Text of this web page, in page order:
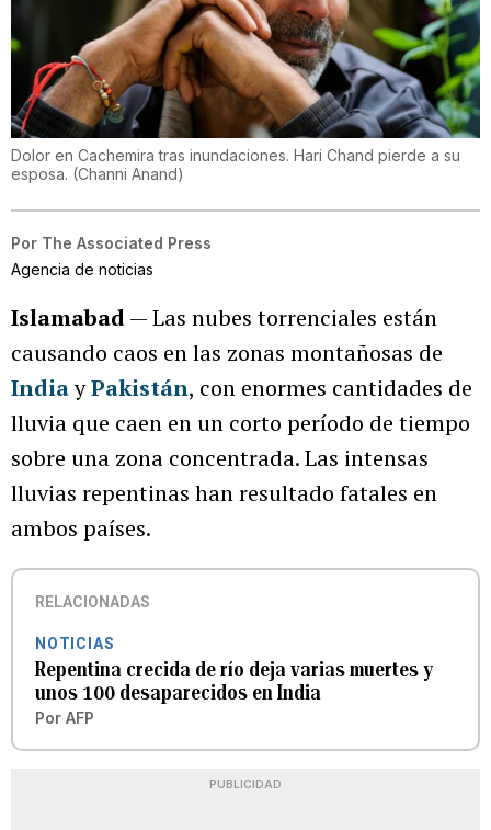
Dolor en Cachemira tras inundaciones. Hari Chand pierde a su
esposa. (Channi Anand)
Por The Associated Press
Agencia de noticias
Islamabad— Las nubes torrenciales están
causando caos en las zonas montañosas de
IndiayPakistán, con enormes cantidades de
lluvia que caen en un corto período de tiempo
sobre una zona concentrada. Las intensas
lluvias repentinas han resultado fatales en
ambos países.
RELACIONADAS
NOTICIAS
Repentina crecida de río deja varias muertes y
unos 100 desaparecidos en India
Por AFP
PUBLICIDAD